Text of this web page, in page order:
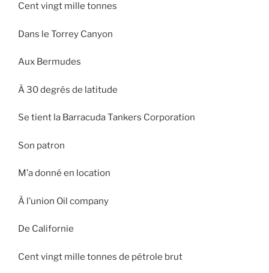
Cent vingt mille tonnes
Dans le Torrey Canyon
Aux Bermudes
À 30 degrés de latitude
Se tient la Barracuda Tankers Corporation
Son patron
M’a donné en location
À l’union Oil company
De Californie
Cent vingt mille tonnes de pétrole brut